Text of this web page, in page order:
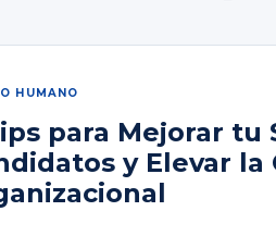
HUMANO
para Mejorar tu
y Elevar la